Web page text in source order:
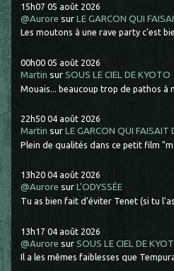
15h07 05 août 2026
@Aurore surLE GARCON QUI
Les moutons à une rave party c'est
00h00 05 août 2026
Martin surSOUS LE CIEL DE KYOTO
Mouais... beaucoup trop de pathos à
22h50 04 août 2026
Martin surLE GARCON QUI FAISAIT
Plein de qualités dans ce petit film
13h20 04 août 2026
@Aurore surL'ODYSSÉE
Tu as bien fait d'éviter Tenet (si tu
13h17 04 août 2026
@Aurore surSOUS LE CIEL DE
Il a les mêmes faiblesses que